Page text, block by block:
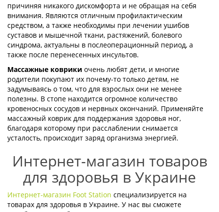
причиняя никакого дискомфорта и не обращая на себя
внимания. Являются отличным профилактическим
средством, а также необходимы при лечении ушибов
суставов и мышечной ткани, растяжений, болевого
синдрома, актуальны в послеоперационный период, а
также после перенесенных инсультов.
Массажные коврики очень любят дети, и многие
родители покупают их почему-то только детям, не
задумываясь о том, что для взрослых они не менее
полезны. В стопе находится огромное количество
кровеносных сосудов и нервных окончаний. Применяйте
массажный коврик для поддержания здоровья ног,
благодаря которому при расслаблении снимается
усталость, происходит заряд организма энергией.
Интернет-магазин товаров
для здоровья в Украине
Интернет-магазин Foot Station специализируется на
товарах для здоровья в Украине. У нас вы сможете